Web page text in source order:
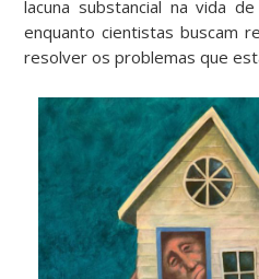
lacuna substancial na vida
enquanto cientistas buscam
resolver os problemas que